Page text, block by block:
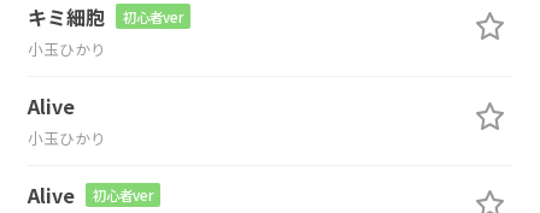
キミ細胞 初心者ver
小玉ひかり
Alive
小玉ひかり
Alive 初心者ver